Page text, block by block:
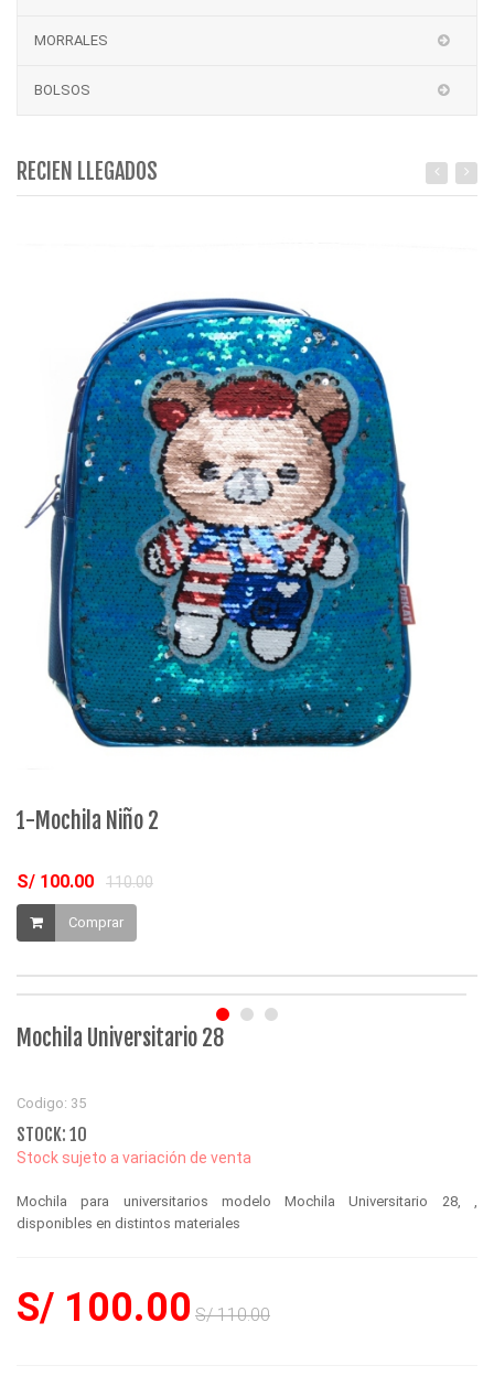
MORRALES
BOLSOS
RECIEN LLEGADOS
1-Mochila Niño 2
S/ 100.00 110.00
Comprar
Mochila Universitario 28
Codigo: 35
STOCK: 10
Stock sujeto a variación de venta
Mochila para universitarios modelo Mochila Universitario 28, ,
disponibles en distintos materiales
S/ 100.00 S/ 110.00